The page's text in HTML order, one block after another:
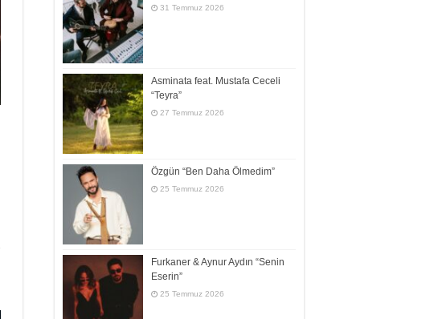
31 Temmuz 2026
Asminata feat. Mustafa Ceceli
“Teyra”
27 Temmuz 2026
Özgün “Ben Daha Ölmedim”
25 Temmuz 2026
Furkaner & Aynur Aydın “Senin
Eserin”
25 Temmuz 2026